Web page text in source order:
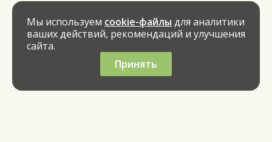
Мы используем cookie-файлы для аналитики
ваших действий, рекомендаций и улучшения
сайта.
Принять